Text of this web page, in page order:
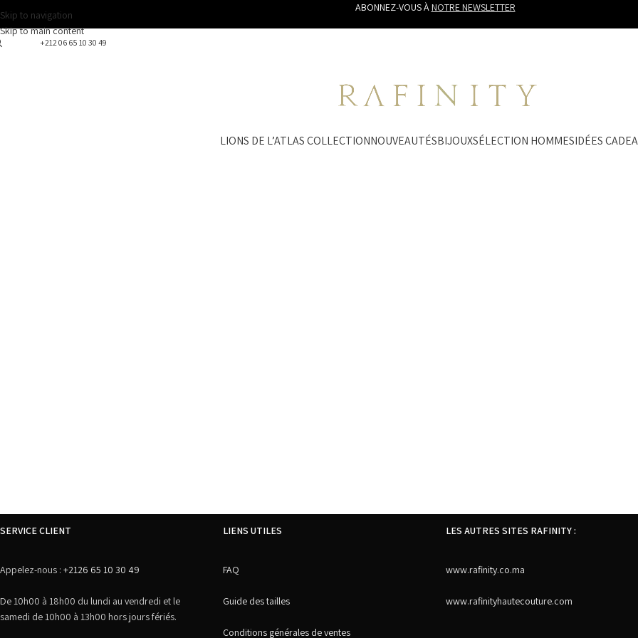
Skip to navigation
Skip to main content
ABONNEZ-VOUS ÀNOTRE NEWSLETTER
+212 06 65 10 30 49
LIONS DE L’ATLAS COLLECTIONNOUVEAUTÉSBIJOUXSÉLECTION HOMMESIDÉES
SERVICE CLIENT
Appelez-nous : +2126 65 10 30 49
De 10h00 à 18h00 du lundi au vendredi et le
samedi de 10h00 à 13h00 hors jours fériés.
LIENS UTILES
FAQ
Guide des tailles
Conditions générales de ventes
LES AUTRES SITES RAFINITY :
www.rafinity.co.ma
www.rafinityhautecouture.com